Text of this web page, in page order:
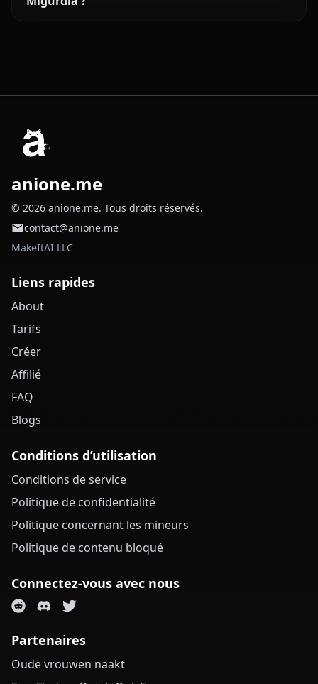
anione.me
© 2026 anione.me. Tous droits réservés.
contact@anione.me
MakeItAI LLC
Liens rapides
About
Tarifs
Créer
Affilié
FAQ
Blogs
Conditions d’utilisation
Conditions de service
Politique de confidentialité
Politique concernant les mineurs
Politique de contenu bloqué
Connectez-vous avec nous
Partenaires
Oude vrouwen naakt